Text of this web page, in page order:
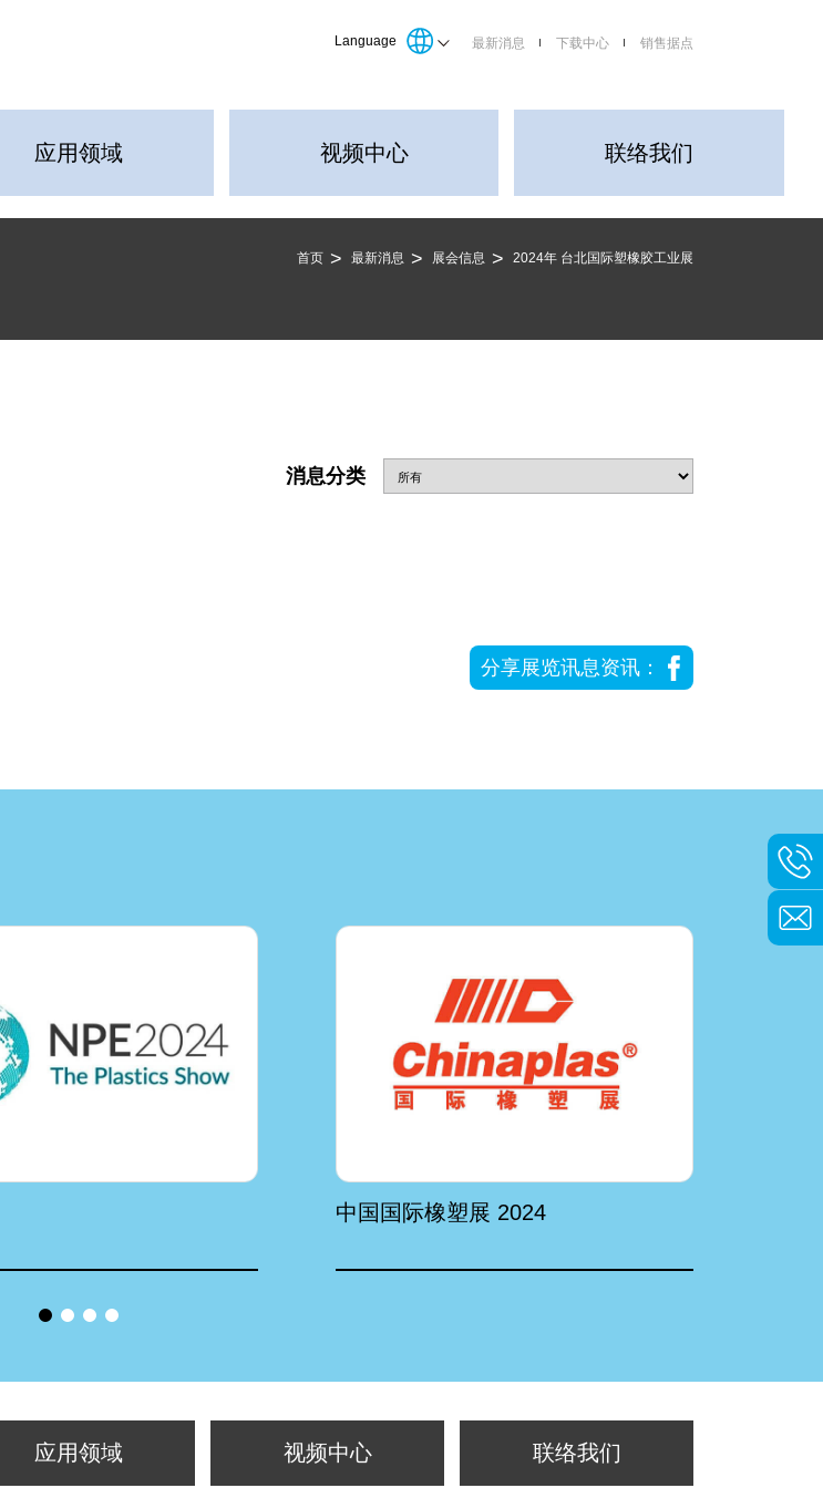
Language 最新消息 下载中心 销售据点
应用领域 视频中心 联络我们
首页 最新消息 展会信息 2024年 台北国际塑橡胶工业展
消息分类
分享展览讯息资讯：
中国国际橡塑展 2024
应用领域 视频中心 联络我们